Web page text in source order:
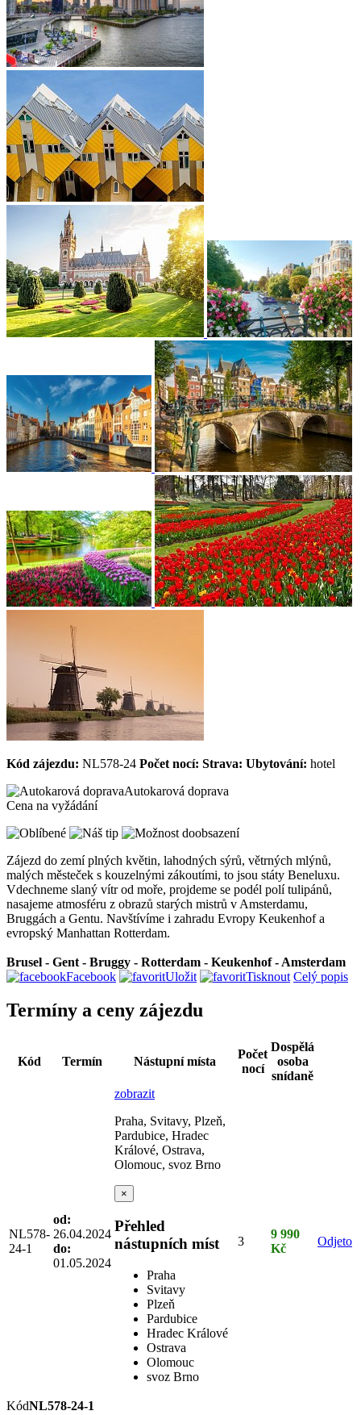
Kód zájezdu: NL578-24 Počet nocí: Strava: Ubytování: hotel
Autokarová doprava
Cena na vyžádání
Zájezd do zemí plných květin, lahodných sýrů, větrných mlýnů,
malých městeček s kouzelnými zákoutími, to jsou státy Beneluxu.
Vdechneme slaný vítr od moře, projdeme se podél polí tulipánů,
nasajeme atmosféru z obrazů starých mistrů v Amsterdamu,
Bruggách a Gentu. Navštívíme i zahradu Evropy Keukenhof a
evropský Manhattan Rotterdam.
Brusel - Gent - Bruggy - Rotterdam - Keukenhof - Amsterdam
Facebook
Uložit Tisknout Celý popis
Termíny a ceny zájezdu
Kód Termín Nástupní místa
Počet
nocí
Dospělá
osoba
snídaně
NL578-
24-1
od:
26.04.2024
do:
01.05.2024
zobrazit
Praha, Svitavy, Plzeň,
Pardubice, Hradec
Králové, Ostrava,
Olomouc, svoz Brno
×
Přehled
nástupních míst
Praha
Svitavy
Plzeň
Pardubice
Hradec Králové
Ostrava
Olomouc
svoz Brno
3
9 990
Kč
Odjeto
KódNL578-24-1